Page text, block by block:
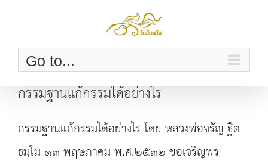
contentGo to...
กรรมฐานแก้กรรมได้อย่างไร
กรรมฐานแก้กรรมได้อย่างไร โดย หลวงพ่อจรัญ ฐิต
ธมฺโม ๑๓ พฤษภาคม พ.ศ.๒๕๓๒ ขอเจริญพร